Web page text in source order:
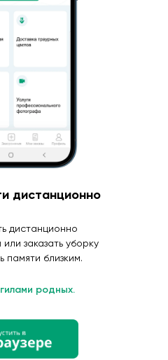
дистанционно
дистанционно
или заказать уборку
памяти близким.
родных.